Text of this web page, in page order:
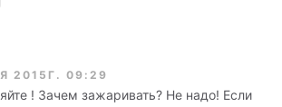
2015Г. 09:29
! Зачем зажаривать? Не надо! Если